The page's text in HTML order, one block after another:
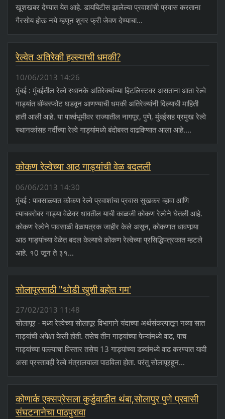
खूशखबर देण्यात येत आहे. डायबिटीस झालेल्या प्रवाशांची प्रवास करताना
गैरसोय होऊ नये म्हणून शुगर फ्री जेवण देण्याचा...
रेल्वेत अतिरेकी हल्ल्याची धमकी?
10/06/2013 14:26
मुंबई : मुंबईतील रेल्वे स्थानके अतिरेक्यांच्या हिटलिस्टवर असताना आता रेल्वे
गाड्यांत बॉम्बस्फोट घडवून आणण्याची धमकी अतिरेक्यांनी दिल्याची माहिती
हाती आली आहे. या पार्श्‍वभूमीवर राज्यातील नागपूर, पुणे, मुंबईसह प्रमुख रेल्वे
स्थानकांसह गर्दीच्या रेल्वे गाड्यांमध्ये बंदोबस्त वाढविण्यात आला आहे....
कोकण रेल्वेच्या आठ गाड्यांची वेळ बदलली
06/06/2013 14:30
मुंबई : पावसाळ्यात कोकण रेल्वे प्रवाशांचा प्रवास सुखकर व्हावा आणि
त्याचबरोबर गाड्या वेळेवर धावतील याची काळजी कोकण रेल्वेने घेतली आहे.
कोकण रेल्वेने पावसाळी वेळापत्रक जाहीर केले असून, कोकणात धावणार्‍या
आठ गाड्यांच्या वेळेत बदल केल्याचे कोकण रेल्वेच्या प्रसिद्धिपत्रकात म्हटले
आहे. १0 जून ते ३१...
सोलापूरसाठी "थोडी खुशी बहोत गम'
27/02/2013 11:48
सोलापूर - मध्य रेल्वेच्या सोलापूर विभागाने यंदाच्या अर्थसंकल्पातून नव्या सात
गाड्यांची अपेक्षा केली होती. तसेच तीन गाड्यांच्या फेऱ्यांमध्ये वाढ, पाच
गाड्यांच्या पल्ल्याचा विस्तार तसेच 13 गाड्यांच्या डब्यांमध्ये वाढ करण्यात यावी
असा प्रस्तावही रेल्वे मंत्रालयाला पाठविला होता. परंतु सोलापूरहून...
कोणार्क एक्सप्रेसला कुर्डुवाडीत थंबा,सोलापुर पुणे प्रवासी
संघटनानेचा पाठपुरावा